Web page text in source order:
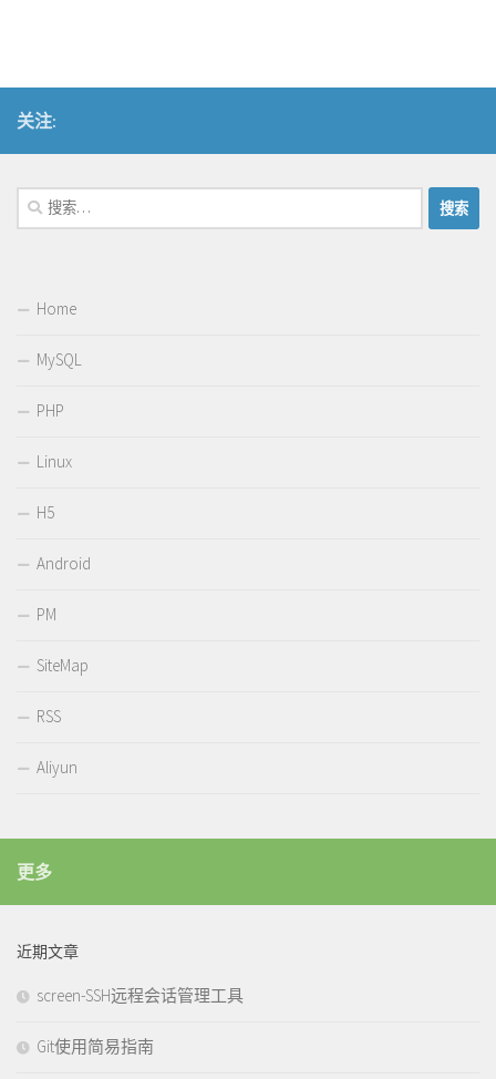
关注:
搜
索：
Home
MySQL
PHP
Linux
H5
Android
PM
SiteMap
RSS
Aliyun
更多
近期文章
screen-SSH远程会话管理工具
Git使用简易指南